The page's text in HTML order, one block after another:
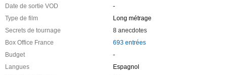
Date de sortie VOD
-
Type de film
Long métrage
Secrets de tournage
8 anecdotes
Box Office France
693 entrées
Budget
-
Langues
Espagnol